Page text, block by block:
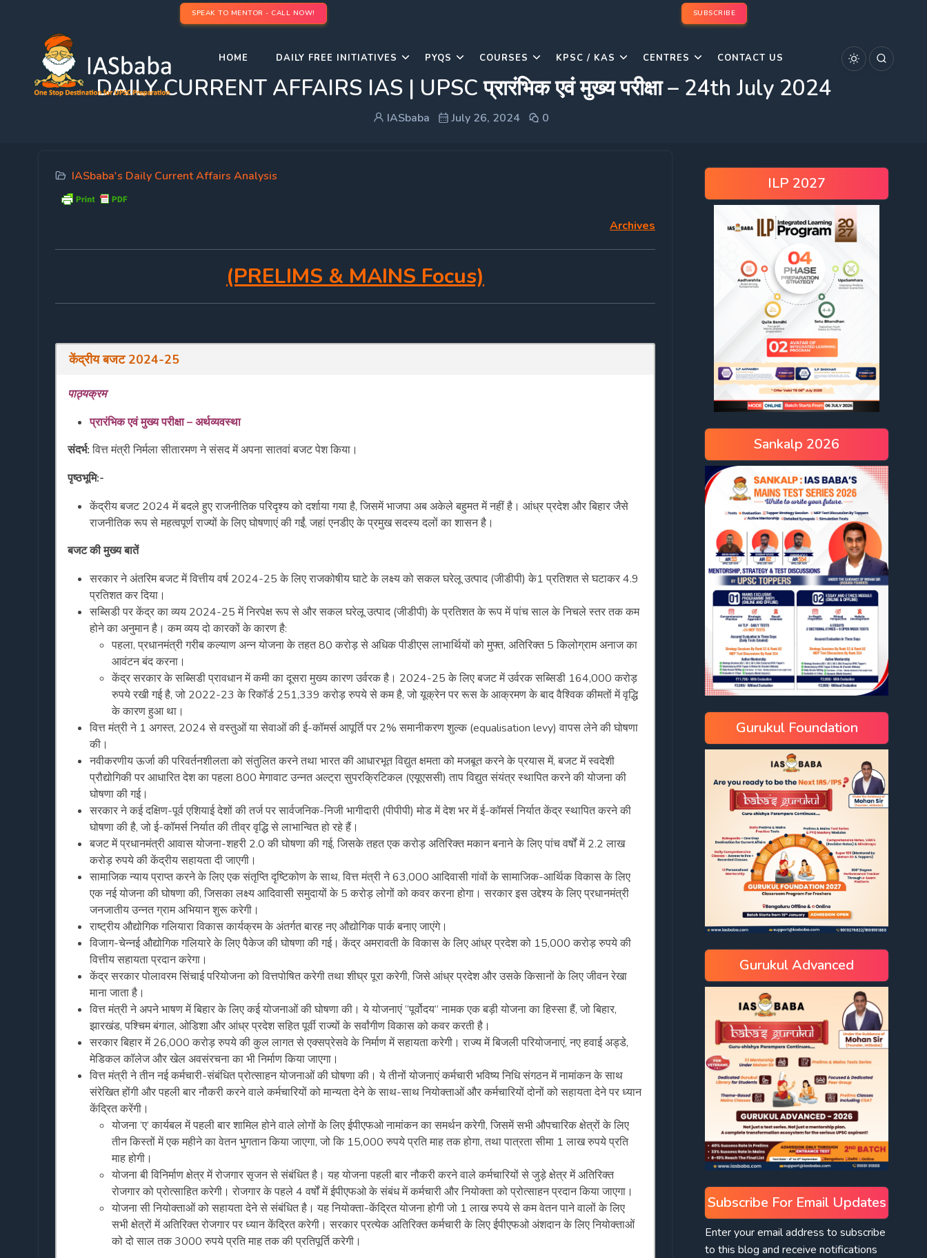
SPEAK TO MENTOR - CALL NOW! SUBSCRIBE
HOME DAILY FREE INITIATIVES PYQS COURSES KPSC / KAS CENTRES CONTACT US
DAILY CURRENT AFFAIRS IAS | UPSC प्रारंभिक एवं मुख्य परीक्षा – 24th July 2024
IASbaba July 26, 2024 0
IASbaba's Daily Current Affairs Analysis
Archives
(PRELIMS & MAINS Focus)
केंद्रीय बजट2024-25
पाठ्यक्रम
प्रारंभिक एवं मुख्य परीक्षा – अर्थव्यवस्था
संदर्भ:वित्त मंत्री निर्मला सीतारमण ने संसद में अपना सातवां बजट पेश किया।
पृष्ठभूमि:-
केंद्रीय बजट 2024 में बदले हुए राजनीतिक परिदृश्य को दर्शाया गया है, जिसमें भाजपा अब अकेले बहुमत में नहीं है। आंध्र प्रदेश और बिहार जैसे
राजनीतिक रूप से महत्वपूर्ण राज्यों के लिए घोषणाएं की गईं, जहां एनडीए के प्रमुख सदस्य दलों का शासन है।
बजट की मुख्य बातें
सरकार ने अंतरिम बजट में वित्तीय वर्ष 2024-25 के लिए राजकोषीय घाटे के लक्ष्य को सकल घरेलू उत्पाद (जीडीपी) के1 प्रतिशत से घटाकर 4.9
प्रतिशत कर दिया।
सब्सिडी पर केंद्र का व्यय 2024-25 में निरपेक्ष रूप से और सकल घरेलू उत्पाद (जीडीपी) के प्रतिशत के रूप में पांच साल के निचले स्तर तक कम
होने का अनुमान है। कम व्यय दो कारकों के कारण है:
पहला, प्रधानमंत्री गरीब कल्याण अन्न योजना के तहत 80 करोड़ से अधिक पीडीएस लाभार्थियों को मुफ्त, अतिरिक्त 5 किलोग्राम अनाज का
आवंटन बंद करना।
केंद्र सरकार के सब्सिडी प्रावधान में कमी का दूसरा मुख्य कारण उर्वरक है। 2024-25 के लिए बजट में उर्वरक सब्सिडी 164,000 करोड़
रुपये रखी गई है, जो 2022-23 के रिकॉर्ड 251,339 करोड़ रुपये से कम है, जो यूक्रेन पर रूस के आक्रमण के बाद वैश्विक कीमतों में वृद्धि
के कारण हुआ था।
वित्त मंत्री ने 1 अगस्त, 2024 से वस्तुओं या सेवाओं की ई-कॉमर्स आपूर्ति पर 2% समानीकरण शुल्क (equalisation levy) वापस लेने की घोषणा
की।
नवीकरणीय ऊर्जा की परिवर्तनशीलता को संतुलित करने तथा भारत की आधारभूत विद्युत क्षमता को मजबूत करने के प्रयास में, बजट में स्वदेशी
प्रौद्योगिकी पर आधारित देश का पहला 800 मेगावाट उन्नत अल्ट्रा सुपरक्रिटिकल (एयूएससी) ताप विद्युत संयंत्र स्थापित करने की योजना की
घोषणा की गई।
सरकार ने कई दक्षिण-पूर्व एशियाई देशों की तर्ज पर सार्वजनिक-निजी भागीदारी (पीपीपी) मोड में देश भर में ई-कॉमर्स निर्यात केंद्र स्थापित करने की
घोषणा की है, जो ई-कॉमर्स निर्यात की तीव्र वृद्धि से लाभान्वित हो रहे हैं।
बजट में प्रधानमंत्री आवास योजना-शहरी 2.0 की घोषणा की गई, जिसके तहत एक करोड़ अतिरिक्त मकान बनाने के लिए पांच वर्षों में 2.2 लाख
करोड़ रुपये की केंद्रीय सहायता दी जाएगी।
सामाजिक न्याय प्राप्त करने के लिए एक संतृप्ति दृष्टिकोण के साथ, वित्त मंत्री ने 63,000 आदिवासी गांवों के सामाजिक-आर्थिक विकास के लिए
एक नई योजना की घोषणा की, जिसका लक्ष्य आदिवासी समुदायों के 5 करोड़ लोगों को कवर करना होगा। सरकार इस उद्देश्य के लिए प्रधानमंत्री
जनजातीय उन्नत ग्राम अभियान शुरू करेगी।
राष्ट्रीय औद्योगिक गलियारा विकास कार्यक्रम के अंतर्गत बारह नए औद्योगिक पार्क बनाए जाएंगे।
विजाग-चेन्नई औद्योगिक गलियारे के लिए पैकेज की घोषणा की गई। केंद्र अमरावती के विकास के लिए आंध्र प्रदेश को 15,000 करोड़ रुपये की
वित्तीय सहायता प्रदान करेगा।
केंद्र सरकार पोलावरम सिंचाई परियोजना को वित्तपोषित करेगी तथा शीघ्र पूरा करेगी, जिसे आंध्र प्रदेश और उसके किसानों के लिए जीवन रेखा
माना जाता है।
वित्त मंत्री ने अपने भाषण में बिहार के लिए कई योजनाओं की घोषणा की। ये योजनाएं “पूर्वोदय” नामक एक बड़ी योजना का हिस्सा हैं, जो बिहार,
झारखंड, पश्चिम बंगाल, ओडिशा और आंध्र प्रदेश सहित पूर्वी राज्यों के सर्वांगीण विकास को कवर करती है।
सरकार बिहार में 26,000 करोड़ रुपये की कुल लागत से एक्सप्रेसवे के निर्माण में सहायता करेगी। राज्य में बिजली परियोजनाएं, नए हवाई अड्डे,
मेडिकल कॉलेज और खेल अवसंरचना का भी निर्माण किया जाएगा।
वित्त मंत्री ने तीन नई कर्मचारी-संबंधित प्रोत्साहन योजनाओं की घोषणा की। ये तीनों योजनाएं कर्मचारी भविष्य निधि संगठन में नामांकन के साथ
संरेखित होंगी और पहली बार नौकरी करने वाले कर्मचारियों को मान्यता देने के साथ-साथ नियोक्ताओं और कर्मचारियों दोनों को सहायता देने पर ध्यान
केंद्रित करेंगी।
योजना ‘ए’ कार्यबल में पहली बार शामिल होने वाले लोगों के लिए ईपीएफओ नामांकन का समर्थन करेगी, जिसमें सभी औपचारिक क्षेत्रों के लिए
तीन किस्तों में एक महीने का वेतन भुगतान किया जाएगा, जो कि 15,000 रुपये प्रति माह तक होगा, तथा पात्रता सीमा 1 लाख रुपये प्रति
माह होगी।
योजना बी विनिर्माण क्षेत्र में रोजगार सृजन से संबंधित है। यह योजना पहली बार नौकरी करने वाले कर्मचारियों से जुड़े क्षेत्र में अतिरिक्त
रोजगार को प्रोत्साहित करेगी। रोजगार के पहले 4 वर्षों में ईपीएफओ के संबंध में कर्मचारी और नियोक्ता को प्रोत्साहन प्रदान किया जाएगा।
योजना सी नियोक्ताओं को सहायता देने से संबंधित है। यह नियोक्ता-केंद्रित योजना होगी जो 1 लाख रुपये से कम वेतन पाने वालों के लिए
सभी क्षेत्रों में अतिरिक्त रोजगार पर ध्यान केंद्रित करेगी। सरकार प्रत्येक अतिरिक्त कर्मचारी के लिए ईपीएफओ अंशदान के लिए नियोक्ताओं
को दो साल तक 3000 रुपये प्रति माह तक की प्रतिपूर्ति करेगी।
ILP 2027
Sankalp 2026
Gurukul Foundation
Gurukul Advanced
Subscribe For Email Updates
Enter your email address to subscribe
to this blog and receive notifications